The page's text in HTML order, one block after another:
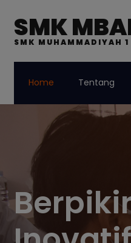
SMK
SMK MUHAMMADIYAH
Home Tentang
"Smart